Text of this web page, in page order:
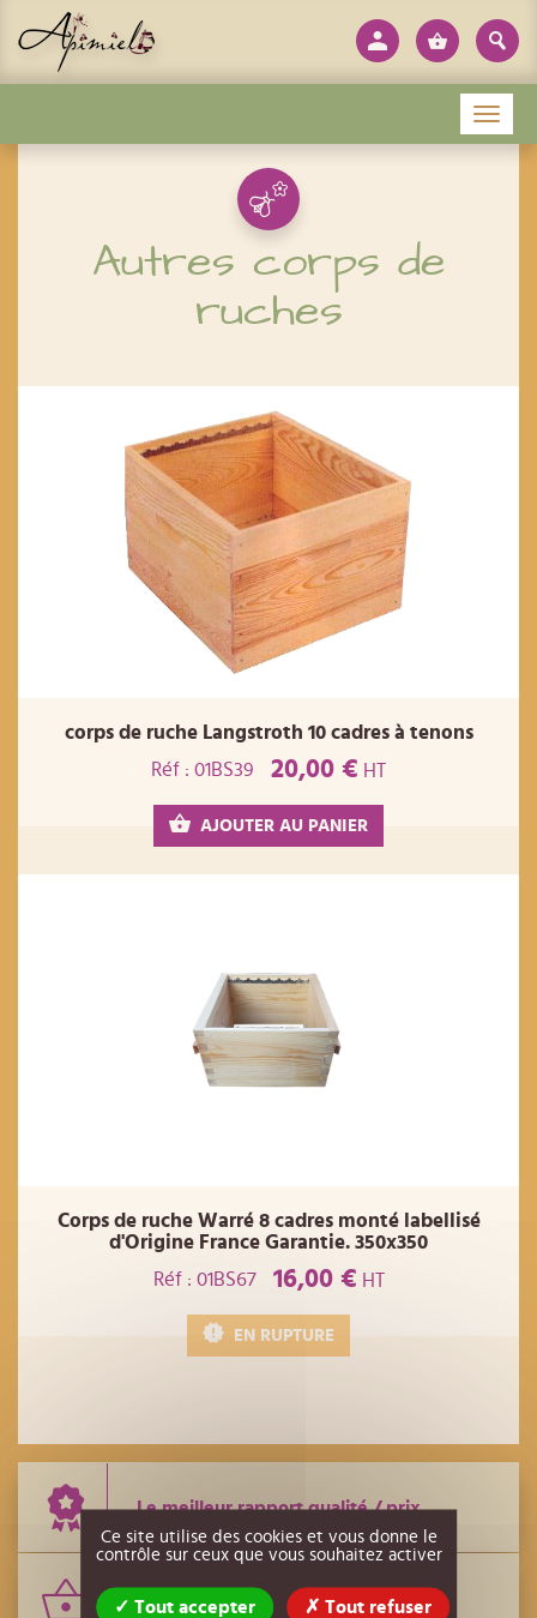
Autres corps de
ruches
corps de ruche Langstroth 10 cadres à tenons
Réf : 01BS39
20,00 € HT
AJOUTER AU PANIER
Corps de ruche Warré 8 cadres monté labellisé
d'Origine France Garantie. 350x350
Réf : 01BS67
16,00 € HT
EN RUPTURE
Le meilleur rapport qualité / prix
Le plus grand nombre de références
Menu
Panneau de gestion des cookies
Ce site utilise des cookies et vous donne le
contrôle sur ceux que vous souhaitez activer
Tout accepter Tout refuser